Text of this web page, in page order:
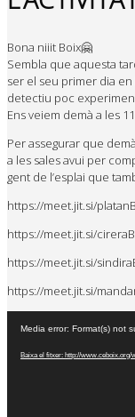
Bona niiit Boix🤗
Sembla que aquesta
ser el seu primer dia en
detectiu poc
Ens veiem demà a les
Per assegurar que
a les sales avui per
gent de l’esplai que
https://meet.jit.si/
https://meet.jit.si/
https://meet.jit.si/
https://meet.jit.si/
vídeo
Media error: Format(s) not
Baixa el fitxer: http://www.ceboix.org/